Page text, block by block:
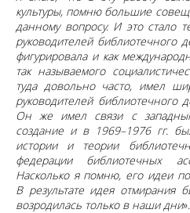
культуры, помню большие
данному вопросу. И это стало
руководителей библиотечного
фигурировала и как
так называемого
туда довольно часто, имел
руководителей библиотечного
Он же имел связи с
создание и в 1969–1976 гг.
истории и теории
федерации библиотечных
Насколько я помню, его идеи
В результате идея отмирания
возродилась только в наши дни».